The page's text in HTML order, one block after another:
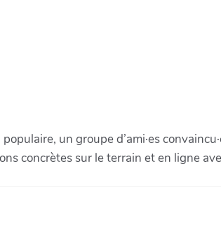
un groupe d’ami·es
concrètes sur le terrain et en ligne